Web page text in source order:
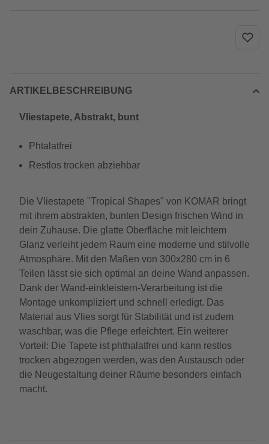
ARTIKELBESCHREIBUNG
Vliestapete, Abstrakt, bunt
Phtalatfrei
Restlos trocken abziehbar
Die Vliestapete "Tropical Shapes" von KOMAR bringt
mit ihrem abstrakten, bunten Design frischen Wind in
dein Zuhause. Die glatte Oberfläche mit leichtem
Glanz verleiht jedem Raum eine moderne und stilvolle
Atmosphäre. Mit den Maßen von 300x280 cm in 6
Teilen lässt sie sich optimal an deine Wand anpassen.
Dank der Wand-einkleistern-Verarbeitung ist die
Montage unkompliziert und schnell erledigt. Das
Material aus Vlies sorgt für Stabilität und ist zudem
waschbar, was die Pflege erleichtert. Ein weiterer
Vorteil: Die Tapete ist phthalatfrei und kann restlos
trocken abgezogen werden, was den Austausch oder
die Neugestaltung deiner Räume besonders einfach
macht.